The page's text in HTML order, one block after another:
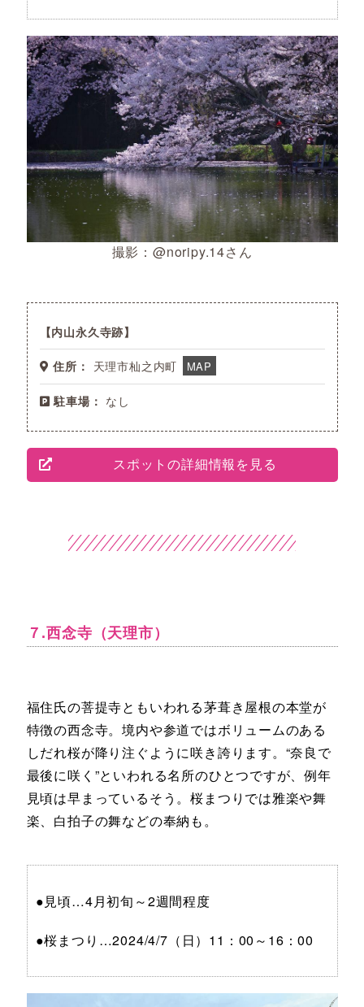
撮影：@noripy.14さん
内山永久寺跡
住所： 天理市杣之内町 MAP
駐車場： なし
スポットの詳細情報を見る
７.西念寺（天理市）
福住氏の菩提寺ともいわれる茅葺き屋根の本堂が
特徴の西念寺。境内や参道ではボリュームのある
しだれ桜が降り注ぐように咲き誇ります。“奈良で
最後に咲く”といわれる名所のひとつですが、例年
見頃は早まっているそう。桜まつりでは雅楽や舞
楽、白拍子の舞などの奉納も。
●見頃…4月初旬～2週間程度
●桜まつり…2024/4/7（日）11：00～16：00